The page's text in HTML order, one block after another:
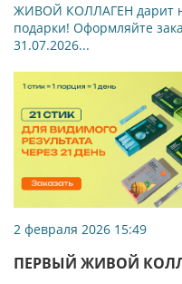
ЖИВОЙ КОЛЛАГЕН дарит
подарки! Оформляйте
31.07.2026...
2 февраля 2026 15:49
ПЕРВЫЙ ЖИВОЙ